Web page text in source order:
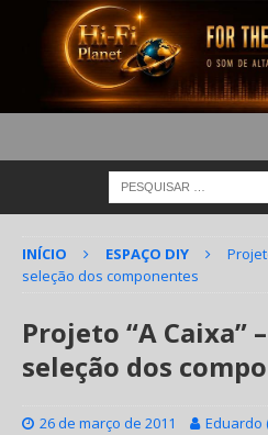
INÍCIO ESPAÇO DIY
seleção dos componentes
Projeto “A Caixa”
seleção dos
26 de março de 2011 Eduardo